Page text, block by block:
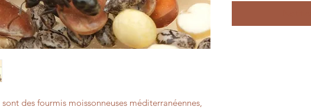
sont des fourmis moissonneuses méditerranéennes,